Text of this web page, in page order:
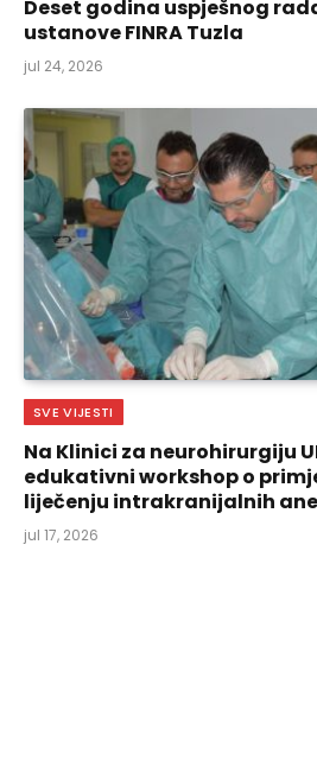
Deset godina uspješnog
ustanove FINRA Tuzla
jul 24, 2026
SVE VIJESTI
Na Klinici za neurohirurgiju
edukativni workshop o
liječenju intrakranijalnih
jul 17, 2026